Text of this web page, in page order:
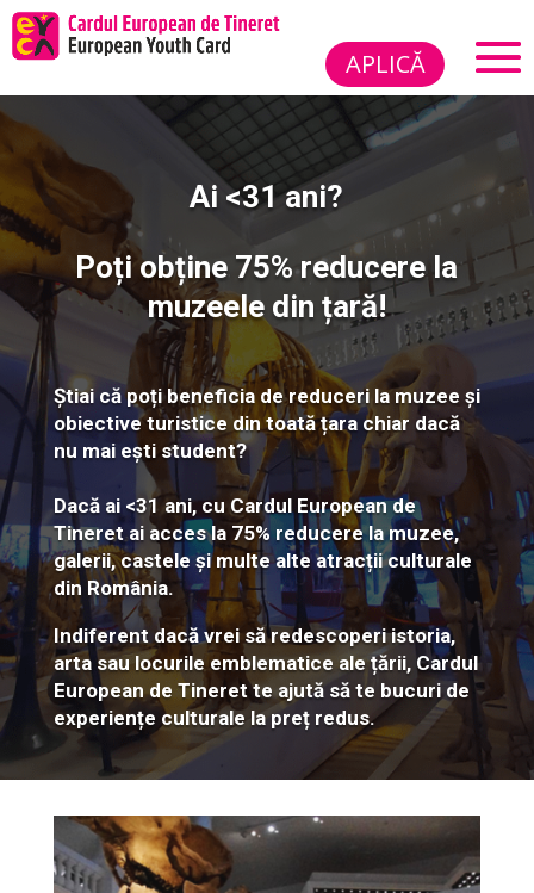
APLICĂ
Ai <31 ani?
Poți obține 75% reducere la
muzeele din țară!
Știai că poți beneficia de reduceri la muzee și
obiective turistice din toată țara chiar dacă
nu mai ești student?
Dacă ai <31 ani, cu Cardul European de
Tineret ai acces la 75% reducere la muzee,
galerii, castele și multe alte atracții culturale
din România.
Indiferent dacă vrei să redescoperi istoria,
arta sau locurile emblematice ale țării, Cardul
European de Tineret te ajută să te bucuri de
experiențe culturale la preț redus.